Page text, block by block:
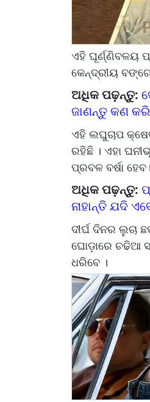
ଏହି ଘୂର୍ଣ୍ଣିବଳୟ
କେନ୍ଦ୍ରୀୟ
ଅଧିକ ପଢ଼ନ୍ତୁ:
ଜାଣନ୍ତୁ କଣ
ଏହି ଲଘୁଚାପ
ରହିଛି । ଏହା
ପ୍ରବଳ ବର୍ଷା
ଅଧିକ ପଢ଼ନ୍ତୁ:
ନାହାନ୍ତି ଯଦି
ଦୀର୍ଘ ଦିନର ଲୁଚା
ଘୋଡ଼ାରେ ଚଢିଆ
ଧରିବେ ।